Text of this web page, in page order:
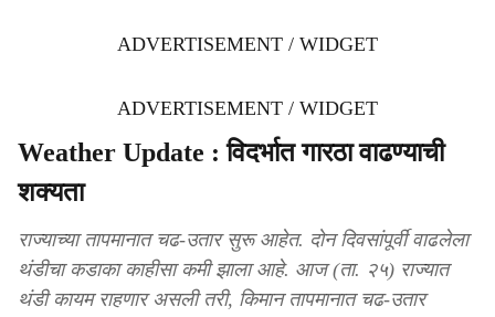
ADVERTISEMENT / WIDGET
ADVERTISEMENT / WIDGET
Weather Update : विदर्भात गारठा वाढण्याची
शक्यता
राज्याच्या तापमानात चढ-उतार सुरू आहेत. दोन दिवसांपूर्वी वाढलेला
थंडीचा कडाका काहीसा कमी झाला आहे. आज (ता. २५) राज्यात
थंडी कायम राहणार असली तरी, किमान तापमानात चढ-उतार